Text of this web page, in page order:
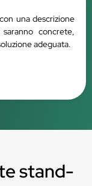
una descrizione
concrete,
adeguata.
stand-